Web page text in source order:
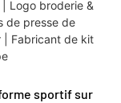
sportif sur